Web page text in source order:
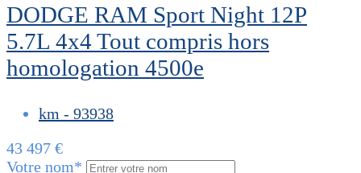
DODGE RAM Sport Night 12P
5.7L 4x4 Tout compris hors
homologation 4500e
km - 93938
43 497 €
Votre nom*